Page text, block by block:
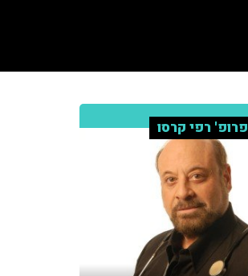
פרופ' רפי קרסו